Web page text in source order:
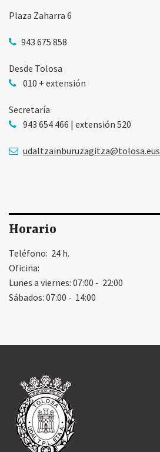
Plaza Zaharra 6
943 675 858
Desde Tolosa
010 + extensión
Secretaría
943 654 466 | extensión 520
udaltzainburuzagitza@tolosa.eus
Horario
Teléfono: 24 h.
Oficina:
Lunes a viernes: 07:00 - 22:00
Sábados: 07:00 - 14:00